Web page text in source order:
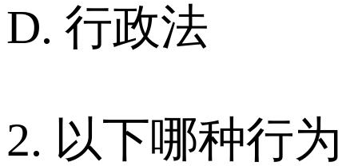
D. 行政法
2. 以下哪种行为